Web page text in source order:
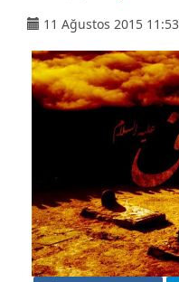
11 Ağustos 2015 11:53